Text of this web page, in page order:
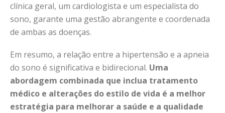
clínica geral, um cardiologista e um especialista do
sono, garante uma gestão abrangente e coordenada
de ambas as doenças.
Em resumo, a relação entre a hipertensão e a apneia
do sono é significativa e bidirecional. Uma
abordagem combinada que inclua tratamento
médico e alterações do estilo de vida é a melhor
estratégia para melhorar a saúde e a qualidade